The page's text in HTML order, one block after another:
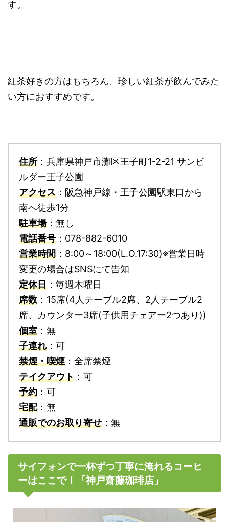
す。
紅茶好きの方はもちろん、珍しい紅茶が飲んでみた
い方におすすめです。
住所 ：兵庫県神戸市灘区王子町1-2-21 サンビ
ルダー王子公園
アクセス ：阪急神戸線・王子公園駅東口から
南へ徒歩1分
駐車場：無し
電話番号 ：078-882-6010
営業時間 ：8:00～18:00(L.O.17:30)※営業日時
変更の場合はSNSにて告知
定休日 ：毎週木曜日
席数 ：15席(4人テーブル2席、2人テーブル2
席、カウンター3席(子供用チェアー2つあり))
個室 ：無
子連れ：可
禁煙・喫煙 ：全席禁煙
テイクアウト ：可
予約 ：可
宅配：無
通販でのお取り寄せ ：無
サイフォンで一杯ずつ丁寧に淹れるコーヒ
ーはここで！「神戸齋藤珈琲店」